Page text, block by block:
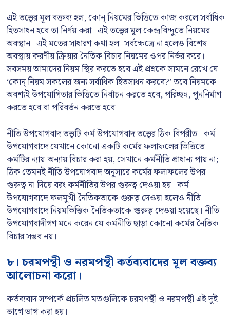
এই তত্ত্বের মূল বক্তব্য হল, কোন্ নিয়মের ভিত্তিতে কাজ করলে সর্বাধিক
হিতসাধন হবে তা নির্ণয় করা। এই তত্ত্বের মূল কেন্দ্রবিন্দুতে নিয়মের
অবস্থান। এই মতের সাধারণ কথা হল -সর্বক্ষেত্রে না হলেও বিশেষ
অবস্থায় করণীয় ক্রিয়ার নৈতিক বিচার নিয়মের ওপর নির্ভর করে।
সবসময় আমাদের নিয়ম স্থির করতে হবে এই প্রশ্নকে সামনে রেখে যে
‘কোন্ নিয়ম সকলের জন্য সর্বাধিক হিতসাধন করবে?’ তবে নিয়মকে
অবশ্যই উপযোগিতার ভিত্তিতে নির্বাচন করতে হবে, পরিচ্ছন্ন, পুননির্মাণ
করতে হবে বা পরিবর্তন করতে হবে।
নীতি উপযোগবাদ তত্ত্বটি কর্ম উপযোগবাদ তত্ত্বের ঠিক বিপরীত। কর্ম
উপযোগবাদে যেখানে কোনো একটি কর্মের ফলাফলের ভিত্তিতে
কর্মটির ন্যায়-অন্যায় বিচার করা হয়, সেখানে কর্মনীতি প্রাধান্য পায় না;
ঠিক তেমনই নীতি উপযোগবাদ অনুসারে কর্মের ফলাফলের উপর
গুরুত্ব না দিয়ে বরং কর্মনীতির উপর গুরুত্ব দেওয়া হয়। কর্ম
উপযোগবাদে ফলমুখী নৈতিকতাকে গুরুত্ব দেওয়া হলেও নীতি
উপযোগবাদে নিয়মভিত্তিক নৈতিকতাকে গুরুত্ব দেওয়া হয়েছে। নীতি
উপযোগবাদীগণ মনে করেন যে কর্মনীতি ছাড়া কোনো কর্মের নৈতিক
বিচার সম্ভব নয়।
৮। চরমপন্থী ও নরমপন্থী কর্তব্যবাদের মূল বক্তব্য
আলোচনা করো।
কর্তব্যবাদ সম্পর্কে প্রচলিত মতগুলিকে চরমপন্থী ও নরমপন্থী এই দুই
ভাগে ভাগ করা হয়।